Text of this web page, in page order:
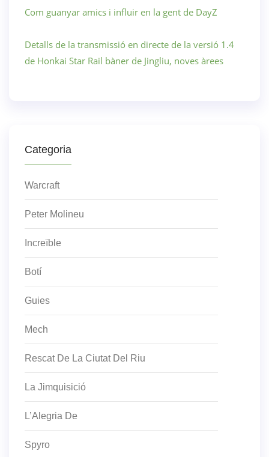
Com guanyar amics i influir en la gent de DayZ
Detalls de la transmissió en directe de la versió 1.4
de Honkai Star Rail bàner de Jingliu, noves àrees
Categoria
Warcraft
Peter Molineu
Increïble
Botí
Guies
Mech
Rescat De La Ciutat Del Riu
La Jimquisició
L’Alegria De
Spyro